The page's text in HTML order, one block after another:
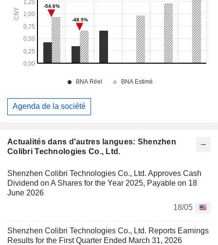
Actualités dans d'autres langues: Shenzhen
Colibri Technologies Co., Ltd.
Shenzhen Colibri Technologies Co., Ltd. Approves Cash
Dividend on A Shares for the Year 2025, Payable on 18
June 2026
18/05
Shenzhen Colibri Technologies Co., Ltd. Reports Earnings
Results for the First Quarter Ended March 31, 2026
Agenda de la société